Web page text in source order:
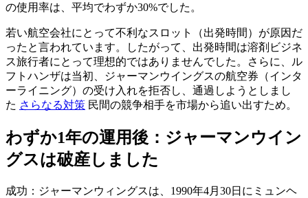
の使用率は、平均でわずか30%でした。
若い航空会社にとって不利なスロット（出発時間）が原因だ
ったと言われています。したがって、出発時間は溶剤ビジネ
ス旅行者にとって理想的ではありませんでした。さらに、ル
フトハンザは当初、ジャーマンウイングスの航空券（インタ
ーライニング）の受け入れを拒否し、通過しようとしまし
た さらなる対策 民間の競争相手を市場から追い出すため。
わずか1年の運用後：ジャーマンウイン
グスは破産しました
成功：ジャーマンウィングスは、1990年4月30日にミュンヘ